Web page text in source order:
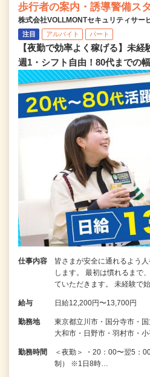
歩行者の案内・誘導警備ス
株式会社VOLLMONTセキュリティサー
注目 アルバイト パート
【夜勤で効率よく稼げる】未経
週1・シフト自由！80代までの
仕事内容
皆さまが安全に通れるよう
します。 最初は慣れるまで
ていただきます。 未経験で
給与 日給12,200円〜13,700円
勤務地
東京都立川市・国分寺市・
大和市・日野市・羽村市・
勤務時間
＜夜勤＞ ・20：00〜翌5：
制） ※1日8時…